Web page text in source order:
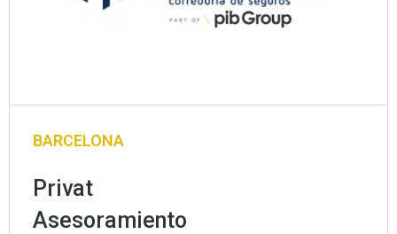
BARCELONA
Privat
Asesoramiento